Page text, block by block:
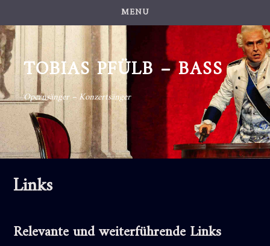
to
content
MENU
TOBIAS PFÜLB – BASS
Opernsänger – Konzertsänger
Links
Relevante und weiterführende Links